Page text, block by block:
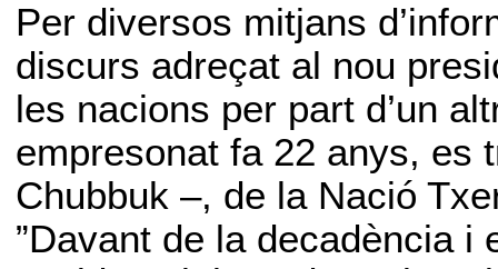
Per diversos mitjans
discurs adreçat al nou
les nacions per part d’un
empresonat fa 22 anys, es
Chubbuk –, de la Nació
”Davant de la decadència